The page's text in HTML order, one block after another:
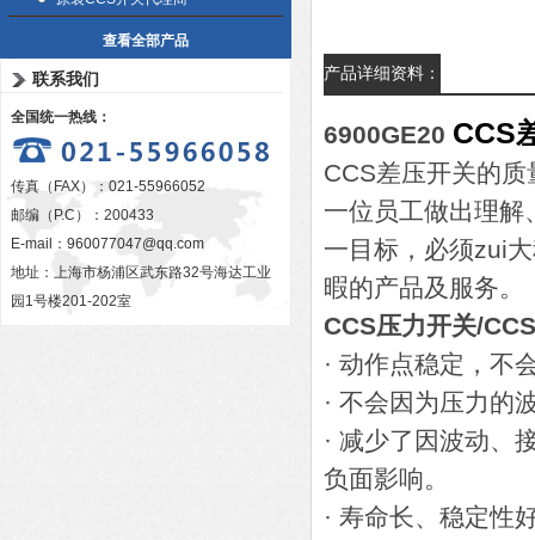
查看全部产品
联系我们
全国统一热线：
传真（FAX）：021-55966052
邮编（P.C）：200433
E-mail： 960077047@qq.com
地址：上海市杨浦区武东路32号海达工业
园1号楼201-202室
产品详细资料：
6900GE20 CCS
CCS差压开关的
一位员工做出理解
一目标，必须zui
暇的产品及服务。
CCS压力开关/
· 动作点稳定，不
· 不会因为压力的
· 减少了因波动、
负面影响。
· 寿命长、稳定性